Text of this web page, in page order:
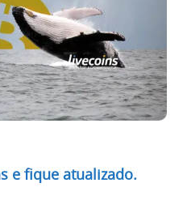
e fique atualizado.